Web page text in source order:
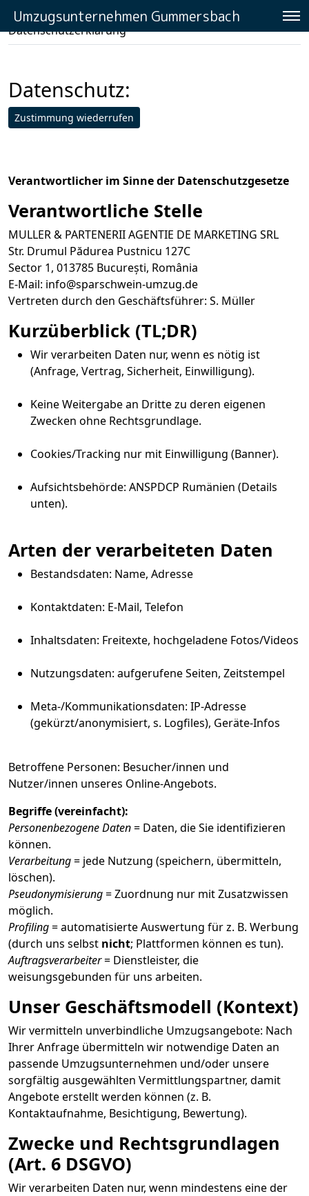
Umzugsunternehmen Gummersbach
Umzugsunternehmen Gummersbach»
Datenschutzerklärung
Datenschutz:
Zustimmung wiederrufen
Verantwortlicher im Sinne der Datenschutzgesetze
Verantwortliche Stelle
MULLER & PARTENERII AGENTIE DE MARKETING SRL
Str. Drumul Pădurea Pustnicu 127C
Sector 1, 013785 București, România
E-Mail: info@sparschwein-umzug.de
Vertreten durch den Geschäftsführer: S. Müller
Kurzüberblick (TL;DR)
Wir verarbeiten Daten nur, wenn es nötig ist
(Anfrage, Vertrag, Sicherheit, Einwilligung).
Keine Weitergabe an Dritte zu deren eigenen
Zwecken ohne Rechtsgrundlage.
Cookies/Tracking nur mit Einwilligung (Banner).
Aufsichtsbehörde: ANSPDCP Rumänien (Details
unten).
Arten der verarbeiteten Daten
Bestandsdaten: Name, Adresse
Kontaktdaten: E-Mail, Telefon
Inhaltsdaten: Freitexte, hochgeladene Fotos/Videos
Nutzungsdaten: aufgerufene Seiten, Zeitstempel
Meta-/Kommunikationsdaten: IP-Adresse
(gekürzt/anonymisiert, s. Logfiles), Geräte-Infos
Betroffene Personen: Besucher/innen und
Nutzer/innen unseres Online-Angebots.
Begriffe (vereinfacht):
Personenbezogene Daten= Daten, die Sie identifizieren
können.
Verarbeitung= jede Nutzung (speichern, übermitteln,
löschen).
Pseudonymisierung= Zuordnung nur mit Zusatzwissen
möglich.
Profiling= automatisierte Auswertung für z. B. Werbung
(durch uns selbst nicht; Plattformen können es tun).
Auftragsverarbeiter= Dienstleister, die
weisungsgebunden für uns arbeiten.
Unser Geschäftsmodell (Kontext)
Wir vermitteln unverbindliche Umzugsangebote: Nach
Ihrer Anfrage übermitteln wir notwendige Daten an
passende Umzugsunternehmen und/oder unsere
sorgfältig ausgewählten Vermittlungspartner, damit
Angebote erstellt werden können (z. B.
Kontaktaufnahme, Besichtigung, Bewertung).
Zwecke und Rechtsgrundlagen
(Art. 6 DSGVO)
Wir verarbeiten Daten nur, wenn mindestens eine der